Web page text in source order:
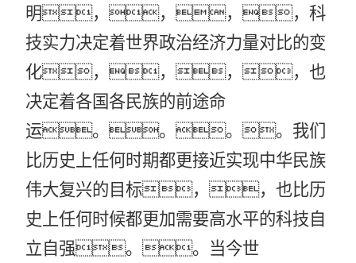
明，，，，科
技实力决定着世界政治经济力量对比的变
化，，，，也
决定着各国各民族的前途命
运。。。。我们
比历史上任何时期都更接近实现中华民族
伟大复兴的目标，，也比历
史上任何时候都更加需要高水平的科技自
立自强。。当今世